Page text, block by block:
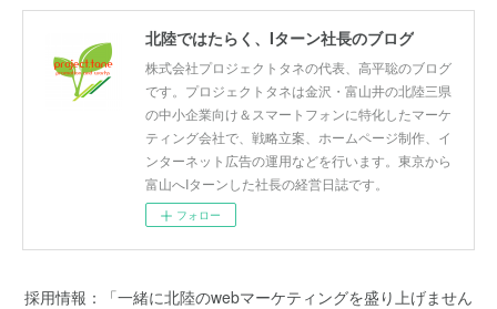
北陸ではたらく、Iターン社長のブログ
株式会社プロジェクトタネの代表、高平聡のブログ
です。プロジェクトタネは金沢・富山井の北陸三県
の中小企業向け＆スマートフォンに特化したマーケ
ティング会社で、戦略立案、ホームページ制作、イ
ンターネット広告の運用などを行います。東京から
富山へIターンした社長の経営日誌です。
フォロー
採用情報：「一緒に北陸のwebマーケティングを盛り上げません